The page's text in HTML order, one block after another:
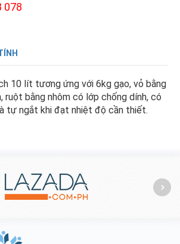
078
10 lít tương ứng với 6kg gạo, vỏ bằng
ruột bằng nhôm có lớp chống dính, có
tự ngắt khi đạt nhiệt độ cần thiết.